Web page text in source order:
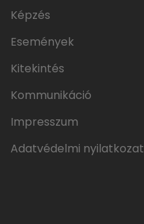
Képzés
Események
Kitekintés
Kommunikáció
Impresszum
Adatvédelmi nyilatkozat